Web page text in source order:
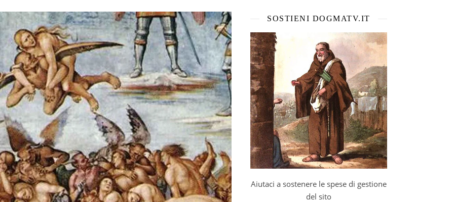
SOSTIENI DOGMATV.IT
Aiutaci a sostenere le spese di gestione
del sito